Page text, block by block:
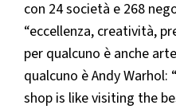
con 24 società e 268
“eccellenza, creatività,
per qualcuno è anche
qualcuno è Andy Warhol:
shop is like visiting the